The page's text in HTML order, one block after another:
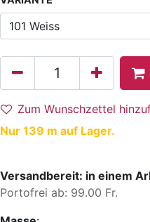
Zum Wunschzettel
Nur 139 m auf Lager.
Versandbereit: in einem
Portofrei ab: 99.00 Fr.